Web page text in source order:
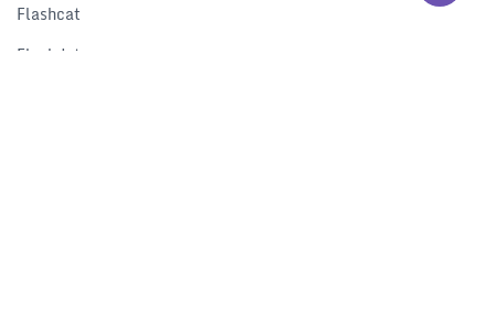
Flashcat
Flashduty